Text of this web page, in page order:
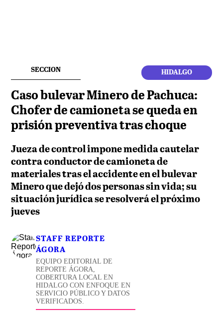
SECCION HIDALGO
Caso bulevar Minero de Pachuca:
Chofer de camioneta se queda en
prisión preventiva tras choque
Jueza de control impone medida cautelar
contra conductor de camioneta de
materiales tras el accidente en el bulevar
Minero que dejó dos personas sin vida; su
situación jurídica se resolverá el próximo
jueves
STAFF REPORTE
ÁGORA
EQUIPO EDITORIAL DE
REPORTE ÁGORA,
COBERTURA LOCAL EN
HIDALGO CON ENFOQUE EN
SERVICIO PÚBLICO Y DATOS
VERIFICADOS.